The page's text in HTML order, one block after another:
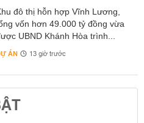
đô thị hỗn hợp Vĩnh Lương,
vốn hơn 49.000 tỷ đồng vừa
UBND Khánh Hòa trình...
ÁN 13 giờ trước